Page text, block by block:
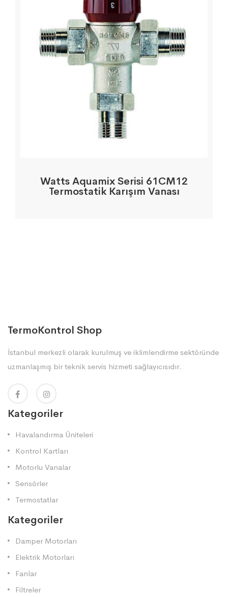
Watts Aquamix Serisi 61CM12
Termostatik Karışım Vanası
TermoKontrol Shop
İstanbul merkezli olarak kurulmuş ve iklimlendirme sektöründe
uzmanlaşmış bir teknik servis hizmeti sağlayıcısıdır.
Kategoriler
Havalandırma Üniteleri
Kontrol Kartları
Motorlu Vanalar
Sensörler
Termostatlar
Kategoriler
Damper Motorları
Elektrik Motorları
Fanlar
Filtreler